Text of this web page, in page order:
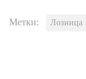
Метки: Лозница